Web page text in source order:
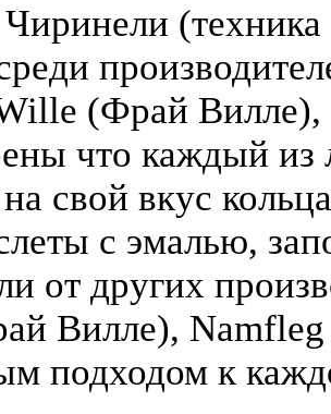
(техника
(Фрай
что каждый
свой вкус
с эмалью,
от других
Вилле),
подходом к